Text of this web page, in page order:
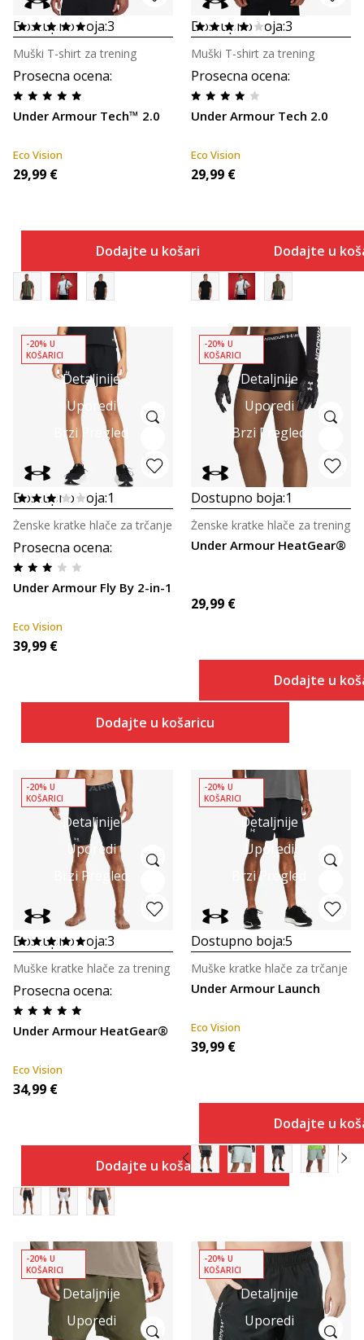
Dostupno boja:3
Prosecna ocena:
Under Armour Tech™ 2.0
Muški T-shirt za trening
Eco Vision
29,99 €
Dodajte u košaricu
Dostupno boja:3
Prosecna ocena:
Under Armour Tech 2.0
Muški T-shirt za trening
Eco Vision
29,99 €
Dodajte u
Detaljnije
Uporedi
Brzi Pregled
-20% U
KOŠARICI
Dostupno boja:1
Prosecna ocena:
Under Armour Fly By 2-in-1
Ženske kratke hlače za trčanje
Eco Vision
39,99 €
Dodajte u košaricu
Detaljnije
Uporedi
Brzi Pregled
-20% U
KOŠARICI
Dostupno boja:1
Under Armour HeatGear®
Ženske kratke hlače za trening
29,99 €
Dodajte u
Detaljnije
Uporedi
Brzi Pregled
-20% U
KOŠARICI
Dostupno boja:3
Prosecna ocena:
Under Armour HeatGear®
Muške kratke hlače za trening
Eco Vision
34,99 €
Dodajte u košaricu
Detaljnije
Uporedi
Brzi Pregled
-20% U
KOŠARICI
Dostupno boja:5
Under Armour Launch
Muške kratke hlače za trčanje
Eco Vision
39,99 €
Dodajte u
Detaljnije
Uporedi
-20% U
KOŠARICI
Detaljnije
Uporedi
-20% U
KOŠARICI